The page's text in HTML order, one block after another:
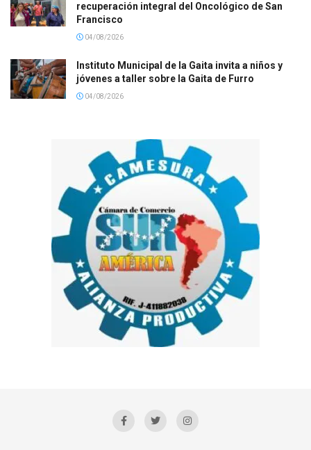
recuperación integral del Oncológico de San
Francisco
04/08/2026
Instituto Municipal de la Gaita invita a niños y
jóvenes a taller sobre la Gaita de Furro
04/08/2026